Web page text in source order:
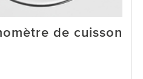
de cuisson